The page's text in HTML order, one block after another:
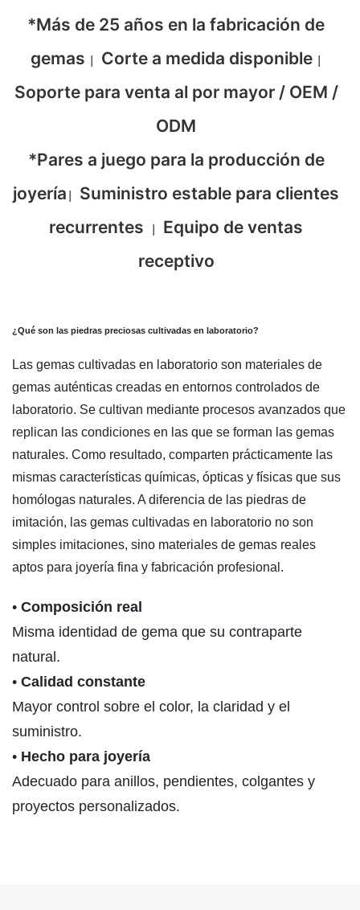
*Más de 25 años en la fabricación de
gemas
Corte a medida disponible
Soporte para venta al por mayor / OEM /
ODM
*Pares a juego para la producción de
joyería
Suministro estable para clientes
recurrentes
Equipo de ventas
receptivo
¿Qué son las piedras preciosas cultivadas en laboratorio?
Las gemas cultivadas en laboratorio son materiales de
gemas auténticas creadas en entornos controlados de
laboratorio. Se cultivan mediante procesos avanzados que
replican las condiciones en las que se forman las gemas
naturales. Como resultado, comparten prácticamente las
mismas características químicas, ópticas y físicas que sus
homólogas naturales. A diferencia de las piedras de
imitación, las gemas cultivadas en laboratorio no son
simples imitaciones, sino materiales de gemas reales
aptos para joyería fina y fabricación profesional.
• Composición real
Misma identidad de gema que su contraparte
natural.
• Calidad constante
Mayor control sobre el color, la claridad y el
suministro.
• Hecho para joyería
Adecuado para anillos, pendientes, colgantes y
proyectos personalizados.